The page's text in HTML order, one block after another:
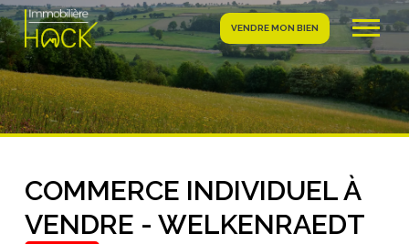
VENDRE MON BIEN
COMMERCE INDIVIDUEL À
VENDRE - WELKENRAEDT